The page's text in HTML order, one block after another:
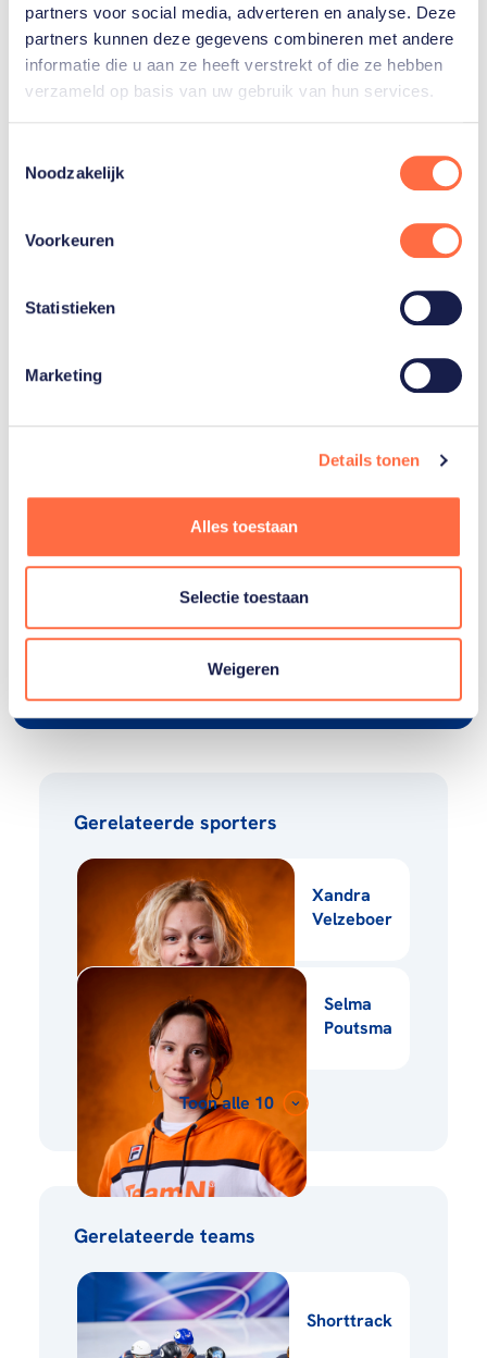
partners voor social media, adverteren en analyse. Deze
partners kunnen deze gegevens combineren met andere
informatie die u aan ze heeft verstrekt of die ze hebben
verzameld op basis van uw gebruik van hun services.
Noodzakelijk
Voorkeuren
Statistieken
Marketing
Details tonen
Alles toestaan
Selectie toestaan
Weigeren
is in deze sport. Michelle wil zijn waar Xandra
is. Hoe ze dat probeert te bereiken lees je
WK shorttrack live
kijken?
De wereldkampioenschappen shorttrack zijn
Naar livestream
Gerelateerde sporters
Xandra
Velzeboer
Selma
Poutsma
Toon alle 10
Gerelateerde teams
Shorttrack